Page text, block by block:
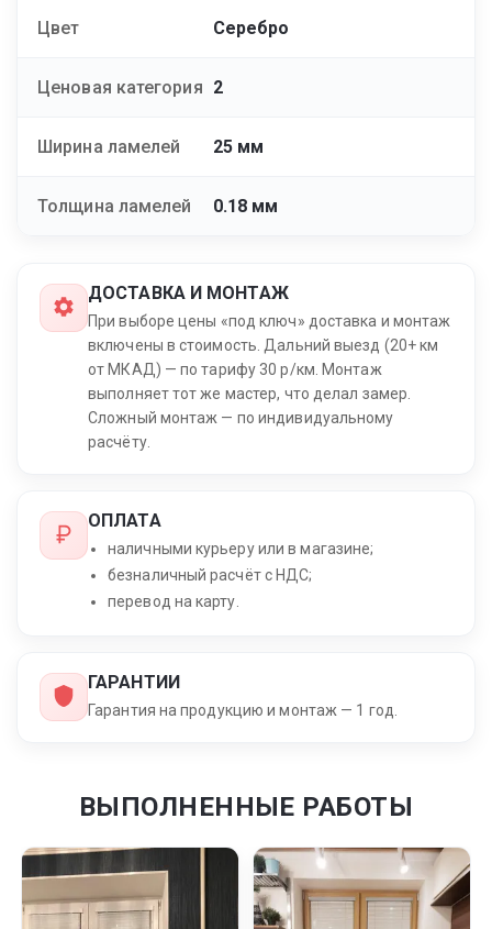
Цвет Серебро
Ценовая категория 2
Ширина ламелей 25 мм
Толщина ламелей 0.18 мм
ДОСТАВКА И МОНТАЖ
При выборе цены «под ключ» доставка и монтаж
включены в стоимость. Дальний выезд (20+ км
от МКАД) — по тарифу 30 р/км. Монтаж
выполняет тот же мастер, что делал замер.
Сложный монтаж — по индивидуальному
расчёту.
ОПЛАТА
наличными курьеру или в магазине;
безналичный расчёт с НДС;
перевод на карту.
ГАРАНТИИ
Гарантия на продукцию и монтаж — 1 год.
ВЫПОЛНЕННЫЕ РАБОТЫ